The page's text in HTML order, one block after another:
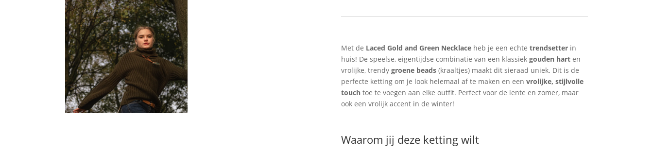
Speels
Hartje
&
Stylish
aantal
Met de Laced Gold and Green Necklaceheb je een echte trendsetterin
huis! De speelse, eigentijdse combinatie van een klassiek gouden harten
vrolijke, trendy groene beads(kraaltjes) maakt dit sieraad uniek. Dit is de
perfecte ketting om je look helemaal af te maken en een vrolijke, stijlvolle
touchtoe te voegen aan elke outfit. Perfect voor de lente en zomer, maar
ook een vrolijk accent in de winter!
Waarom jij deze ketting wilt